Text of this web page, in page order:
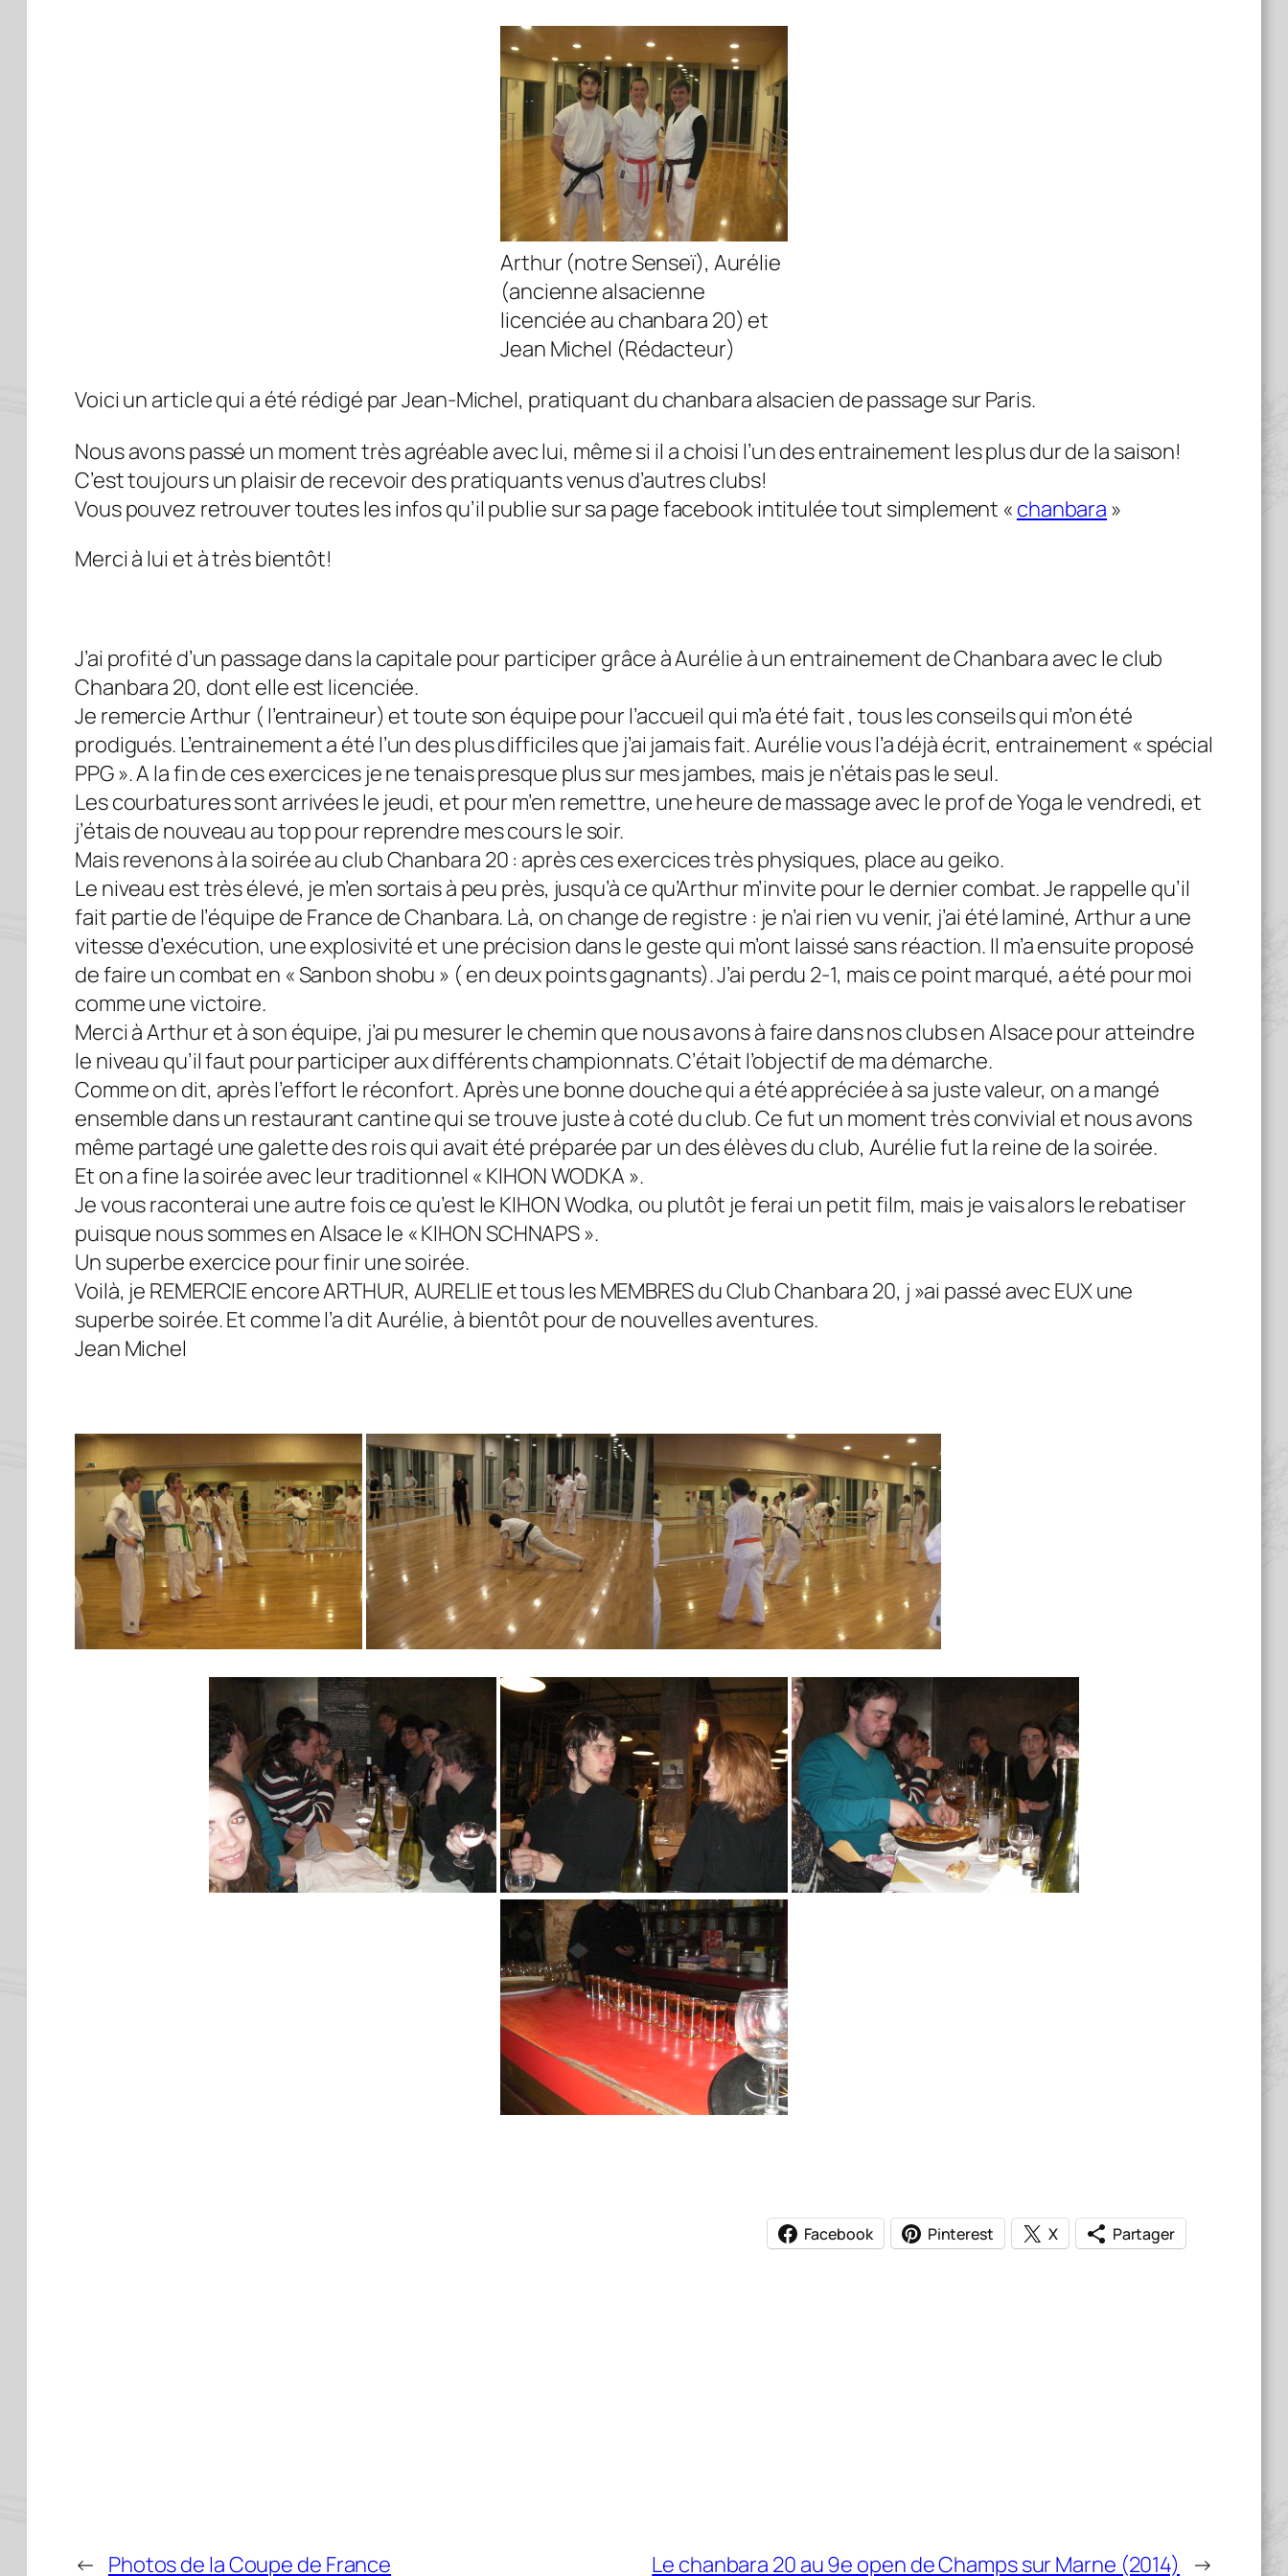
Arthur (notre Senseï), Aurélie
(ancienne alsacienne
licenciée au chanbara 20) et
Jean Michel (Rédacteur)
Voici un article qui a été rédigé par Jean-Michel, pratiquant du chanbara alsacien de passage sur Paris.
Nous avons passé un moment très agréable avec lui, même si il a choisi l’un des entrainement les plus dur de la saison!
C’est toujours un plaisir de recevoir des pratiquants venus d’autres clubs!
Vous pouvez retrouver toutes les infos qu’il publie sur sa page facebook intitulée tout simplement « chanbara »
Merci à lui et à très bientôt!
J’ai profité d’un passage dans la capitale pour participer grâce à Aurélie à un entrainement de Chanbara avec le club
Chanbara 20, dont elle est licenciée.
Je remercie Arthur ( l’entraineur) et toute son équipe pour l’accueil qui m’a été fait , tous les conseils qui m’on été
prodigués. L’entrainement a été l’un des plus difficiles que j’ai jamais fait. Aurélie vous l’a déjà écrit, entrainement « spécial
PPG ». A la fin de ces exercices je ne tenais presque plus sur mes jambes, mais je n’étais pas le seul.
Les courbatures sont arrivées le jeudi, et pour m’en remettre, une heure de massage avec le prof de Yoga le vendredi, et
j’étais de nouveau au top pour reprendre mes cours le soir.
Mais revenons à la soirée au club Chanbara 20 : après ces exercices très physiques, place au geiko.
Le niveau est très élevé, je m’en sortais à peu près, jusqu’à ce qu’Arthur m’invite pour le dernier combat. Je rappelle qu’il
fait partie de l’équipe de France de Chanbara. Là, on change de registre : je n’ai rien vu venir, j’ai été laminé, Arthur a une
vitesse d’exécution, une explosivité et une précision dans le geste qui m’ont laissé sans réaction. Il m’a ensuite proposé
de faire un combat en « Sanbon shobu » ( en deux points gagnants). J’ai perdu 2-1, mais ce point marqué, a été pour moi
comme une victoire.
Merci à Arthur et à son équipe, j’ai pu mesurer le chemin que nous avons à faire dans nos clubs en Alsace pour atteindre
le niveau qu’il faut pour participer aux différents championnats. C’était l’objectif de ma démarche.
Comme on dit, après l’effort le réconfort. Après une bonne douche qui a été appréciée à sa juste valeur, on a mangé
ensemble dans un restaurant cantine qui se trouve juste à coté du club. Ce fut un moment très convivial et nous avons
même partagé une galette des rois qui avait été préparée par un des élèves du club, Aurélie fut la reine de la soirée.
Et on a fine la soirée avec leur traditionnel « KIHON WODKA ».
Je vous raconterai une autre fois ce qu’est le KIHON Wodka, ou plutôt je ferai un petit film, mais je vais alors le rebatiser
puisque nous sommes en Alsace le « KIHON SCHNAPS ».
Un superbe exercice pour finir une soirée.
Voilà, je REMERCIE encore ARTHUR, AURELIE et tous les MEMBRES du Club Chanbara 20, j »ai passé avec EUX une
superbe soirée. Et comme l’a dit Aurélie, à bientôt pour de nouvelles aventures.
Jean Michel
Facebook Pinterest X Partager
← Photos de la Coupe de France Le chanbara 20 au 9e open de Champs sur Marne (2014) →